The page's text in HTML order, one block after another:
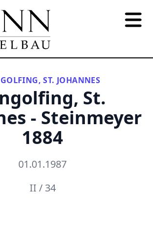
ST. JOHANNES
St.
- Steinmeyer
1884
01.01.1987
II / 34